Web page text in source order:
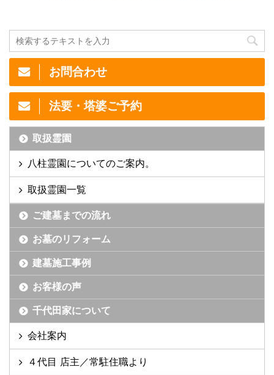
お問合わせ
法要・塔婆ご予約
取扱霊園
八柱霊園についてのご案内。
取扱霊園一覧
ご建墓までの流れ
お墓のリフォーム
建墓施工事例
お客様の声
千代田家について
会社案内
４代目 店主／常駐住職より